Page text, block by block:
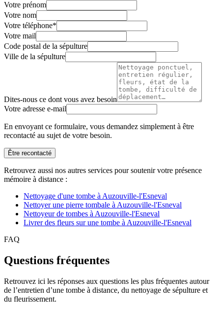
Votre prénom
Votre nom
Votre téléphone*
Votre mail
Code postal de la sépulture
Ville de la sépulture
Dites-nous ce dont vous avez besoin
Votre adresse e-mail
En envoyant ce formulaire, vous demandez simplement à être
recontacté au sujet de votre besoin.
Être recontacté
Retrouvez aussi nos autres services pour soutenir votre présence
mémoire à distance :
Nettoyage d'une tombe à Auzouville-l'Esneval
Nettoyer une pierre tombale à Auzouville-l'Esneval
Nettoyeur de tombes à Auzouville-l'Esneval
Livrer des fleurs sur une tombe à Auzouville-l'Esneval
FAQ
Questions fréquentes
Retrouvez ici les réponses aux questions les plus fréquentes autour
de l’entretien d’une tombe à distance, du nettoyage de sépulture et
du fleurissement.